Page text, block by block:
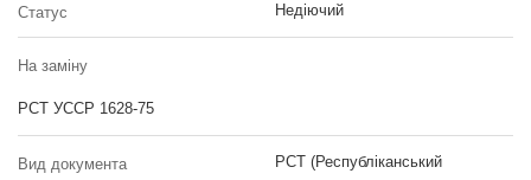
Статус Недіючий
На заміну
РСТ УССР 1628-75
Вид документа
РСТ (Республіканський